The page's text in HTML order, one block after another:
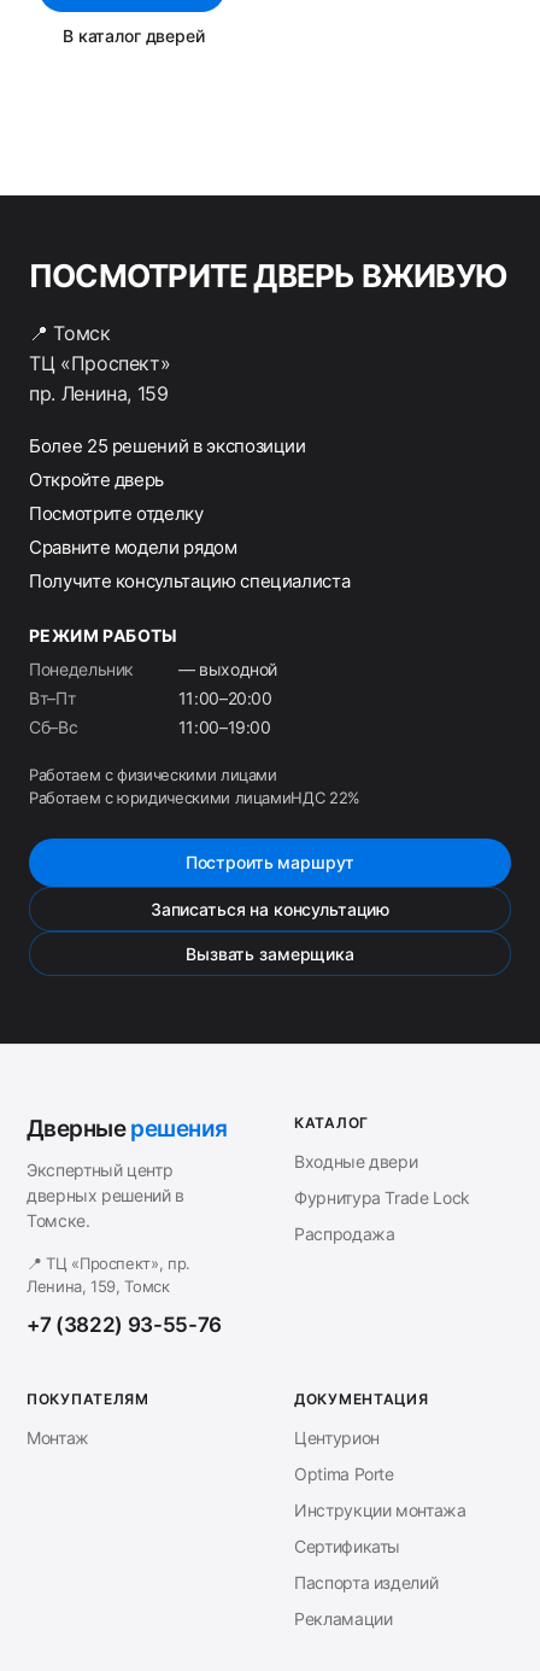
В каталог дверей
ПОСМОТРИТЕ ДВЕРЬ ВЖИВУЮ
📍 Томск
ТЦ «Проспект»
пр. Ленина, 159
Более 25 решений в экспозиции
Откройте дверь
Посмотрите отделку
Сравните модели рядом
Получите консультацию специалиста
РЕЖИМ РАБОТЫ
Понедельник
— выходной
Вт–Пт
11:00–20:00
Сб–Вс
11:00–19:00
Работаем с физическими лицами
Работаем с юридическими лицамиНДС 22%
Построить маршрут
Записаться на консультацию
Вызвать замерщика
Дверныерешения
Экспертный центр
дверных решений в
Томске.
📍 ТЦ «Проспект», пр.
Ленина, 159, Томск
+7 (3822) 93-55-76
КАТАЛОГ
Входные двери
Фурнитура Trade Lock
Распродажа
ПОКУПАТЕЛЯМ
Монтаж
ДОКУМЕНТАЦИЯ
Центурион
Optima Porte
Инструкции монтажа
Сертификаты
Паспорта изделий
Рекламации